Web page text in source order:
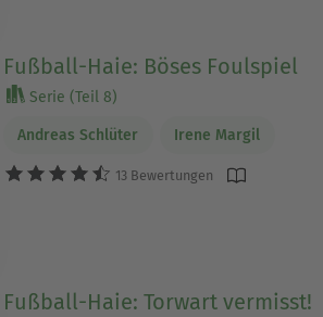
Fußball-Haie: Böses Foulspiel
Serie (Teil 8)
Andreas Schlüter Irene Margil
13 Bewertungen
Fußball-Haie: Torwart vermisst!